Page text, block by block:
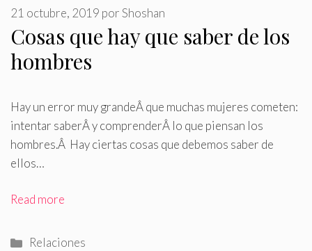
Cosas que hay que saber de los
hombres
21 octubre, 2019 porShoshan
Hay un error muy grandeÂque muchas mujeres cometen:
intentar saberÂy comprenderÂ lo que piensan los
hombres.Â Hay ciertas cosas que debemos saber de
ellos…
Read more
Categorías
Relaciones